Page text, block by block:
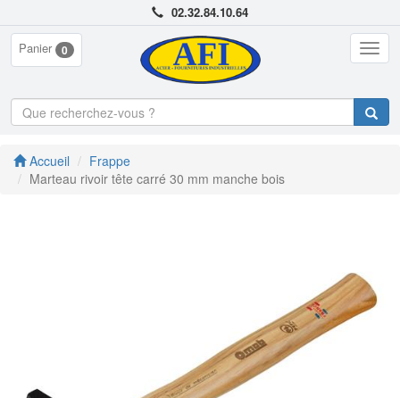
02.32.84.10.64
Panier 0
Accueil
Frappe
Marteau rivoir tête carré 30 mm manche bois